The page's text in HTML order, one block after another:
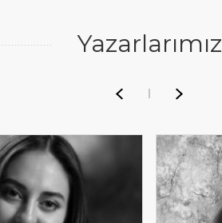
Yazarlarımız